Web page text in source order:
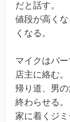
だと話す。
値段が高く
くなる。
マイクはバ
店主に絡む。
帰り道、男
終わらせる。
家に着くジ